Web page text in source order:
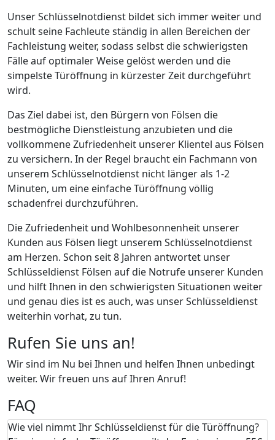
Unser Schlüsselnotdienst bildet sich immer weiter und
schult seine Fachleute ständig in allen Bereichen der
Fachleistung weiter, sodass selbst die schwierigsten
Fälle auf optimaler Weise gelöst werden und die
simpelste Türöffnung in kürzester Zeit durchgeführt
wird.
Das Ziel dabei ist, den Bürgern von Fölsen die
bestmögliche Dienstleistung anzubieten und die
vollkommene Zufriedenheit unserer Klientel aus Fölsen
zu versichern. In der Regel braucht ein Fachmann von
unserem Schlüsselnotdienst nicht länger als 1-2
Minuten, um eine einfache Türöffnung völlig
schadenfrei durchzuführen.
Die Zufriedenheit und Wohlbesonnenheit unserer
Kunden aus Fölsen liegt unserem Schlüsselnotdienst
am Herzen. Schon seit 8 Jahren antwortet unser
Schlüsseldienst Fölsen auf die Notrufe unserer Kunden
und hilft Ihnen in den schwierigsten Situationen weiter
und genau dies ist es auch, was unser Schlüsseldienst
weiterhin vorhat, zu tun.
Rufen Sie uns an!
Wir sind im Nu bei Ihnen und helfen Ihnen unbedingt
weiter. Wir freuen uns auf Ihren Anruf!
FAQ
Wie viel nimmt Ihr Schlüsseldienst für die Türöffnung?